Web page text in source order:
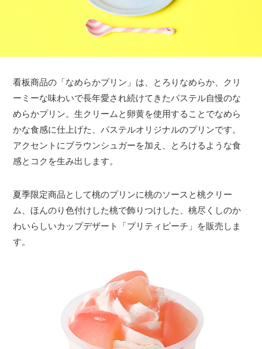
看板商品の「なめらかプリン」は、とろりなめらか、クリ
ーミーな味わいで長年愛され続けてきたパステル自慢のな
めらかプリン。生クリームと卵黄を使用することでなめら
かな食感に仕上げた、パステルオリジナルのプリンです。
アクセントにブラウンシュガーを加え、とろけるような食
感とコクを生み出します。
夏季限定商品として桃のプリンに桃のソースと桃クリー
ム、ほんのり色付けした桃で飾りつけした、桃尽くしのか
わいらしいカップデザート「プリティピーチ」を販売しま
す。